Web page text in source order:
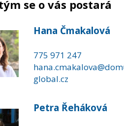
se o vás postará
Hana Čmakalová
775 971 247
global.cz
Petra Řeháková